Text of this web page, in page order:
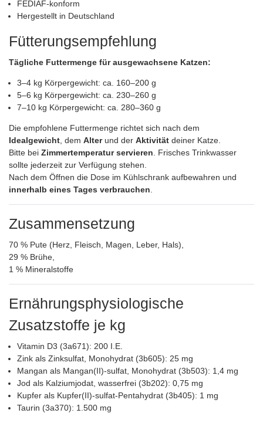
FEDIAF-konform
Hergestellt in Deutschland
Fütterungsempfehlung
Tägliche Futtermenge für ausgewachsene Katzen:
3–4 kg Körpergewicht: ca. 160–200 g
5–6 kg Körpergewicht: ca. 230–260 g
7–10 kg Körpergewicht: ca. 280–360 g
Die empfohlene Futtermenge richtet sich nach dem
Idealgewicht , dem Alterund der Aktivität deiner Katze.
Bitte bei Zimmertemperatur servieren . Frisches Trinkwasser
sollte jederzeit zur Verfügung stehen.
Nach dem Öffnen die Dose im Kühlschrank aufbewahren und
innerhalb eines Tages verbrauchen
Zusammensetzung
70 % Pute (Herz, Fleisch, Magen, Leber, Hals),
29 % Brühe,
1 % Mineralstoffe
Ernährungsphysiologische
Zusatzstoffe je kg
Vitamin D3 (3a671): 200 I.E.
Zink als Zinksulfat, Monohydrat (3b605): 25 mg
Mangan als Mangan(II)-sulfat, Monohydrat (3b503): 1,4 mg
Jod als Kalziumjodat, wasserfrei (3b202): 0,75 mg
Kupfer als Kupfer(II)-sulfat-Pentahydrat (3b405): 1 mg
Taurin (3a370): 1.500 mg